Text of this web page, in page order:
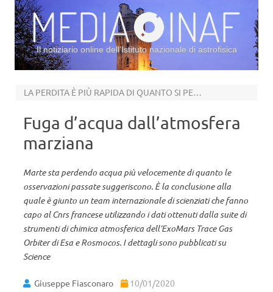
Il notiziario online dell’Istituto nazionale di astrofisica
LA PERDITA È PIÙ RAPIDA DI QUANTO SI PENSASSE
Fuga d’acqua dall’atmosfera
marziana
Marte sta perdendo acqua più velocemente di quanto le
osservazioni passate suggeriscono. È la conclusione alla
quale è giunto un team internazionale di scienziati che fanno
capo al Cnrs francese utilizzando i dati ottenuti dalla suite di
strumenti di chimica atmosferica dell’ExoMars Trace Gas
Orbiter di Esa e Rosmocos. I dettagli sono pubblicati su
Science
Giuseppe Fiasconaro 10/01/2020